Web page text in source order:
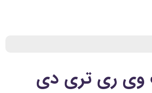
وی ری تری دی